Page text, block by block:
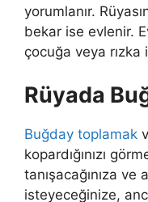
yorumlanır.
bekar ise evlenir.
çocuğa veya rızka
Rüyada
Buğday toplamak
kopardığınızı
tanışacağınıza ve
isteyeceğinize,